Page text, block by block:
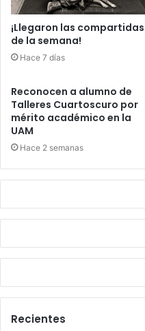
¡Llegaron las compartidas
de la semana!
Hace 7 días
Reconocen a alumno de
Talleres Cuartoscuro por
mérito académico en la
UAM
Hace 2 semanas
Recientes